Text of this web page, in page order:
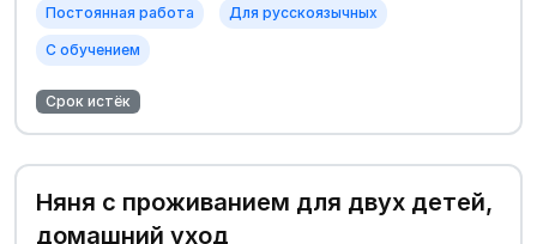
Постоянная работа Для русскоязычных
С обучением
Срок истёк
Няня с проживанием для двух детей,
домашний уход